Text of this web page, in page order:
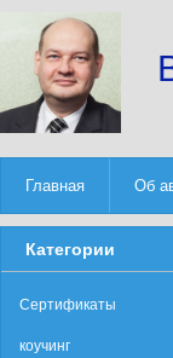
Главная Об
Категории
Сертификаты
коучинг